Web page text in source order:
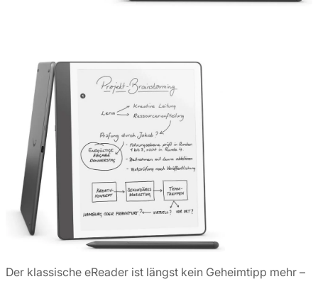
Der klassische eReader ist längst kein Geheimtipp mehr –